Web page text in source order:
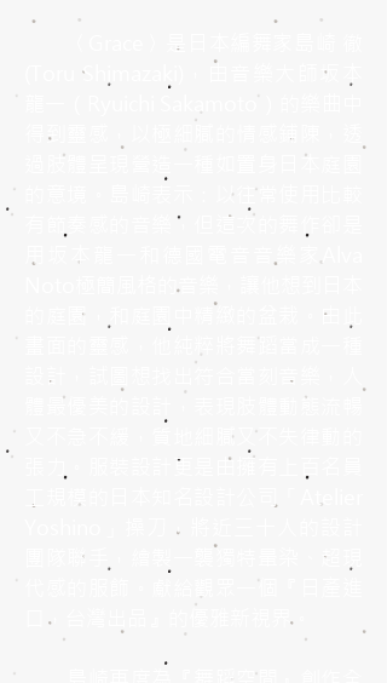
〈Grace〉是日本編舞家島崎 徹
(Toru Shimazaki)，由音樂大師坂本
龍一（Ryuichi Sakamoto）的樂曲中
得到靈感，以極細膩的情感鋪陳，透
過肢體呈現營造一種如置身日本庭園
的意境。島崎表示：以往常使用比較
有節奏感的音樂，但這次的舞作卻是
用坂本龍一和德國電音音樂家Alva
Noto極簡風格的音樂，讓他想到日本
的庭園，和庭園中精緻的盆栽。由此
畫面的靈感，他純粹將舞蹈當成一種
設計，試圖想找出符合當刻音樂，人
體最優美的設計，表現肢體動態流暢
又不急不緩，質地細膩又不失律動的
張力。服裝設計更是由擁有上百名員
工規模的日本知名設計公司「Atelier
Yoshino」操刀，將近三十人的設計
團隊聯手，繪製一襲獨特暈染、超現
代感的服飾。獻給觀眾一個『日產進
口，台灣出品』的優雅新視界。